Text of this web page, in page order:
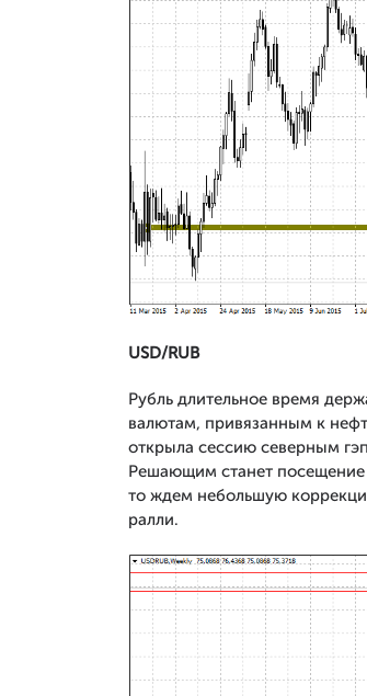
USD/RUB
Рубль длительное время
валютам, привязанным к
открыла сессию северным
Решающим станет посещение
то ждем небольшую
ралли.